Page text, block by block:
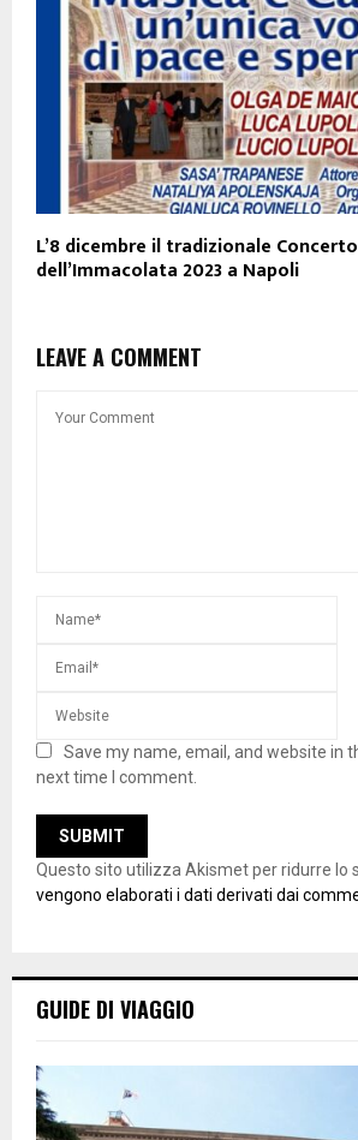
L’8 dicembre il tradizionale Concerto
dell’Immacolata 2023 a Napoli
LEAVE A COMMENT
Save my name, email, and website in
next time I comment.
Questo sito utilizza Akismet per ridurre lo
vengono elaborati i dati derivati dai
GUIDE DI VIAGGIO